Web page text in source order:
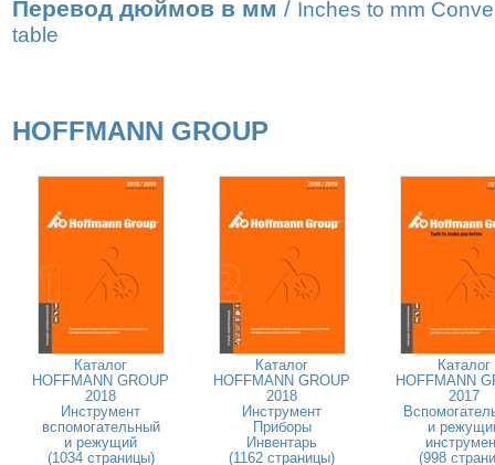
Перевод дюймов в мм / Inches to mm
table
HOFFMANN GROUP
Каталог
HOFFMANN GROUP
2018
Инструмент
вспомогательный
и режущий
(1034 страницы)
Каталог
HOFFMANN GROUP
2018
Инструмент
Приборы
Инвентарь
(1162 страницы)
Каталог
HOFFMANN
2017
и
(998